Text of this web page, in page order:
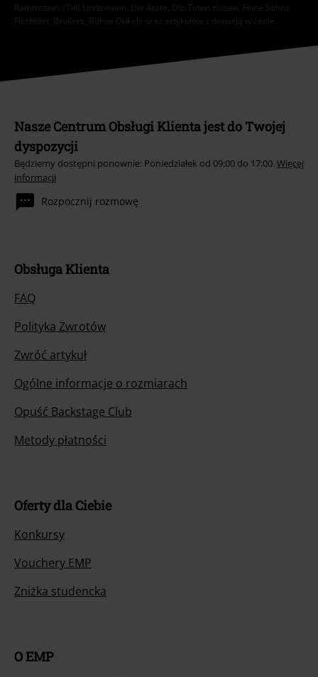
Rammstein, (Till) Lindemann, Die Ärzte, Die Toten Hosen, Feine Sahne
Fischfilet, Broilers, Böhse Onkelz oraz artykułów z donacją w cenie.
Nasze Centrum Obsługi Klienta jest do Twojej
dyspozycji
Będziemy dostępni ponownie: Poniedziałek od 09:00 do 17:00. Więcej
informacji
Rozpocznij rozmowę
Obsługa Klienta
FAQ
Polityka Zwrotów
Zwróć artykuł
Ogólne informacje o rozmiarach
Opuść Backstage Club
Metody płatności
Oferty dla Ciebie
Konkursy
Vouchery EMP
Zniżka studencka
O EMP